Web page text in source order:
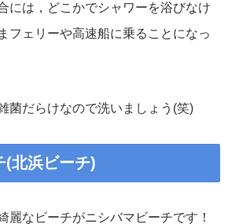
には，どこかでシャワーを浴びなけ
フェリーや高速船に乗ることになっ
菌だらけなので洗いましょう(笑)
(北浜ビーチ)
麗なビーチがニシバマビーチです！